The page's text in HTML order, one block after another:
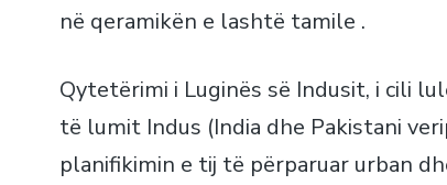
në qeramikën e lashtë tamile .
Qytetërimi i Luginës së Indusit, i cili
të lumit Indus (India dhe Pakistani
planifikimin e tij të përparuar urban